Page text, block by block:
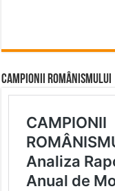
CAMPIONII ROMÂNISMULUI